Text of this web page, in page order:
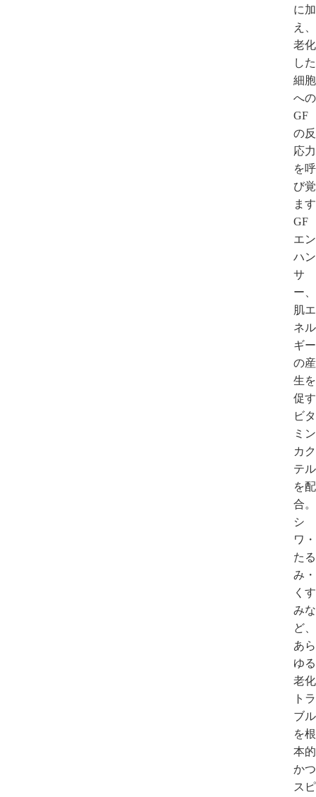
に加
え、
老化
した
細胞
への
GF
の反
応力
を呼
び覚
ます
GF
エン
ハン
サ
ー、
肌エ
ネル
ギー
の産
生を
促す
ビタ
ミン
カク
テル
を配
合。
シ
ワ・
たる
み・
くす
みな
ど、
あら
ゆる
老化
トラ
ブル
を根
本的
かつ
スピ